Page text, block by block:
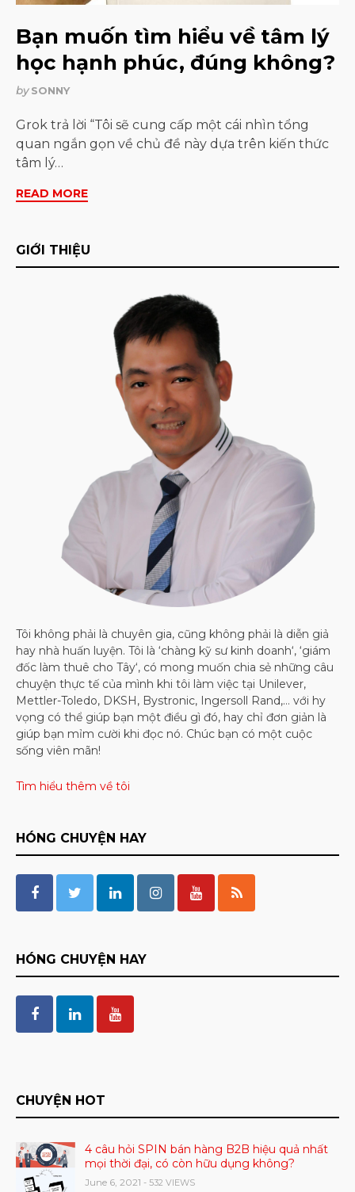
Bạn muốn tìm hiểu về tâm lý
học hạnh phúc, đúng không?
bySONNY
Grok trả lời “Tôi sẽ cung cấp một cái nhìn tổng
quan ngắn gọn về chủ đề này dựa trên kiến thức
tâm lý…
READ MORE
GIỚI THIỆU
Tôi không phải là chuyên gia, cũng không phải là diễn giả
hay nhà huấn luyện. Tôi là ‘chàng kỹ sư kinh doanh‘, ‘giám
đốc làm thuê cho Tây‘, có mong muốn chia sẻ những câu
chuyện thực tế của mình khi tôi làm việc tại Unilever,
Mettler-Toledo, DKSH, Bystronic, Ingersoll Rand,… với hy
vọng có thể giúp bạn một điều gì đó, hay chỉ đơn giản là
giúp bạn mỉm cười khi đọc nó. Chúc bạn có một cuộc
sống viên mãn!
Tìm hiểu thêm về tôi
HÓNG CHUYỆN HAY
HÓNG CHUYỆN HAY
CHUYỆN HOT
4 câu hỏi SPIN bán hàng B2B hiệu quả nhất
mọi thời đại, có còn hữu dụng không?
June 6, 2021 - 532 VIEWS